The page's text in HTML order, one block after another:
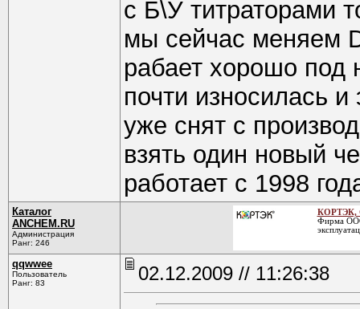
с Б\У титраторами
мы сейчас меняем
рабает хорошо под
почти износилась
уже снят с
взять один новый
работает с 1998
Каталог
ANCHEM.RU
Администрация
Ранг: 246
КОРТЭК,
Фирма ООО
qqwwee
Пользователь
Ранг: 83
02.12.2009 // 11:26:38